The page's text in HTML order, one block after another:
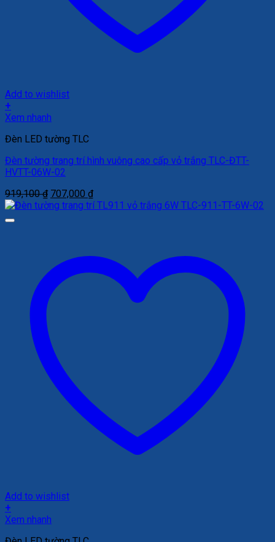
Add to wishlist
+
Xem nhanh
Đèn LED tường TLC
Đèn tường trang trí hình vuông cao cấp vỏ trắng TLC-ĐTT-
HVTT-06W-02
919,100₫ Giá
gốc
707,000 ₫Giá
hiện
Add to wishlist
+
Xem nhanh